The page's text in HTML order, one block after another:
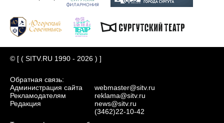
© [ ( SITV.RU 1990 - 2026 ) ]
Обратная связь:
Администрация сайта
Рекламодателям
Редакция
webmaster@sitv.ru
reklama@sitv.ru
news@sitv.ru
(3462)22-10-42